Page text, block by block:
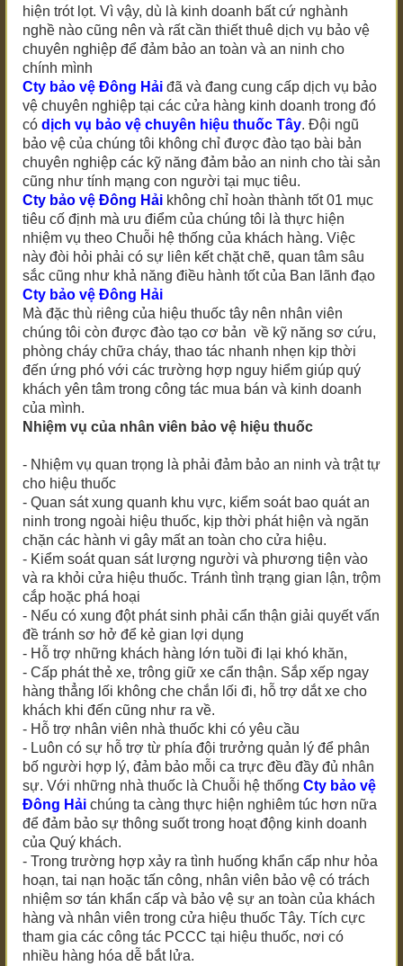
hiện trót lọt. Vì vậy, dù là kinh doanh bất cứ nghành
nghề nào cũng nên và rất cần thiết thuê dịch vụ bảo vệ
chuyên nghiệp để đảm bảo an toàn và an ninh cho
chính mình
Cty bảo vệ Đông Hải đã và đang cung cấp dịch vụ bảo
vệ chuyên nghiệp tại các cửa hàng kinh doanh trong đó
có dịch vụ bảo vệ chuyên hiệu thuốc Tây. Đội ngũ
bảo vệ của chúng tôi không chỉ được đào tạo bài bản
chuyên nghiệp các kỹ năng đảm bảo an ninh cho tài sản
cũng như tính mạng con người tại mục tiêu.
Cty bảo vệ Đông Hải không chỉ hoàn thành tốt 01 mục
tiêu cố định mà ưu điểm của chúng tôi là thực hiện
nhiệm vụ theo Chuỗi hệ thống của khách hàng. Việc
này đòi hỏi phải có sự liên kết chặt chẽ, quan tâm sâu
sắc cũng như khả năng điều hành tốt của Ban lãnh đạo
Cty bảo vệ Đông Hải
Mà đặc thù riêng của hiệu thuốc tây nên nhân viên
chúng tôi còn được đào tạo cơ bản về kỹ năng sơ cứu,
phòng cháy chữa cháy, thao tác nhanh nhẹn kịp thời
đến ứng phó với các trường hợp nguy hiểm giúp quý
khách yên tâm trong công tác mua bán và kinh doanh
của mình.
Nhiệm vụ của nhân viên bảo vệ hiệu thuốc
- Nhiệm vụ quan trọng là phải đảm bảo an ninh và trật tự
cho hiệu thuốc
- Quan sát xung quanh khu vực, kiểm soát bao quát an
ninh trong ngoài hiệu thuốc, kịp thời phát hiện và ngăn
chặn các hành vi gây mất an toàn cho cửa hiệu.
- Kiểm soát quan sát lượng người và phương tiện vào
và ra khỏi cửa hiệu thuốc. Tránh tình trạng gian lận, trộm
cắp hoặc phá hoại
- Nếu có xung đột phát sinh phải cẩn thận giải quyết vấn
đề tránh sơ hở để kẻ gian lợi dụng
- Hỗ trợ những khách hàng lớn tuồi đi lại khó khăn,
- Cấp phát thẻ xe, trông giữ xe cẩn thận. Sắp xếp ngay
hàng thẳng lối không che chắn lối đi, hỗ trợ dắt xe cho
khách khi đến cũng như ra về.
- Hỗ trợ nhân viên nhà thuốc khi có yêu cầu
- Luôn có sự hỗ trợ từ phía đội trưởng quản lý để phân
bố người hợp lý, đảm bảo mỗi ca trực đều đầy đủ nhân
sự. Với những nhà thuốc là Chuỗi hệ thống Cty bảo vệ
Đông Hải chúng ta càng thực hiện nghiêm túc hơn nữa
để đảm bảo sự thông suốt trong hoạt động kinh doanh
của Quý khách.
- Trong trường hợp xảy ra tình huống khẩn cấp như hỏa
hoạn, tai nạn hoặc tấn công, nhân viên bảo vệ có trách
nhiệm sơ tán khẩn cấp và bảo vệ sự an toàn của khách
hàng và nhân viên trong cửa hiệu thuốc Tây. Tích cực
tham gia các công tác PCCC tại hiệu thuốc, nơi có
nhiều hàng hóa dễ bắt lửa.